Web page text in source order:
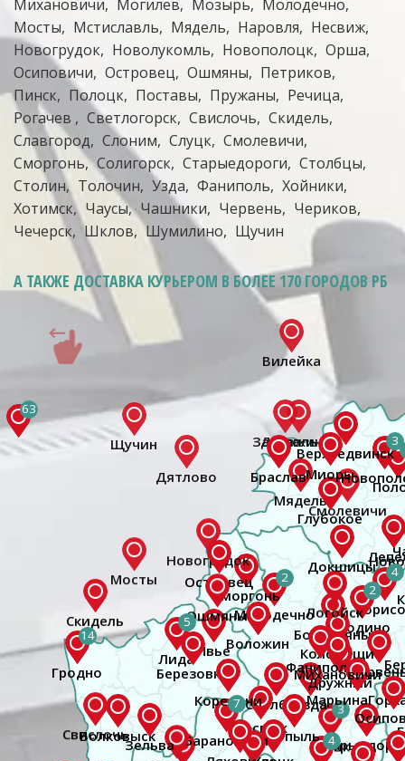
Михановичи
Могилев Мозырь
Молодечно
Мосты
Мстиславль Мядель Наровля
Несвиж
Новогрудок
Новолукомль Новополоцк Орша
Осиповичи
Островец Ошмяны
Петриков
Пинск
Полоцк Поставы Пружаны
Речица
Рогачев
Светлогорск Свислочь
Скидель
Славгород
Слоним Слуцк Смолевичи
Сморгонь
Солигорск Старыедороги
Столбцы
Столин
Толочин Узда Фаниполь
Хойники
Хотимск
Чаусы Чашники Червень
Чериков
Чечерск Шклов Шумилино Щучин
А ТАКЖЕ ДОСТАВКА КУРЬЕРОМ В БОЛЕЕ 170 ГОРОДОВ РБ
63
2 4
3
2
4
7
3
Гродно
14
5